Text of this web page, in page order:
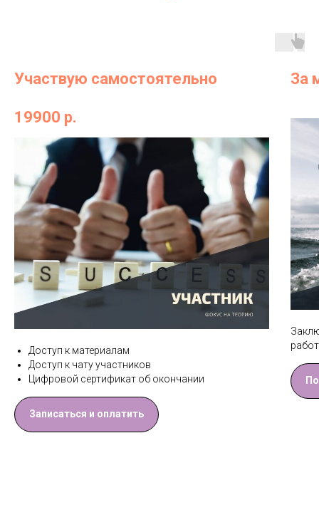
Участвую самостоятельно
19900 р.
Доступ к материалам
Доступ к чату участников
Цифровой сертификат об окончании
Записаться и оплатить
За